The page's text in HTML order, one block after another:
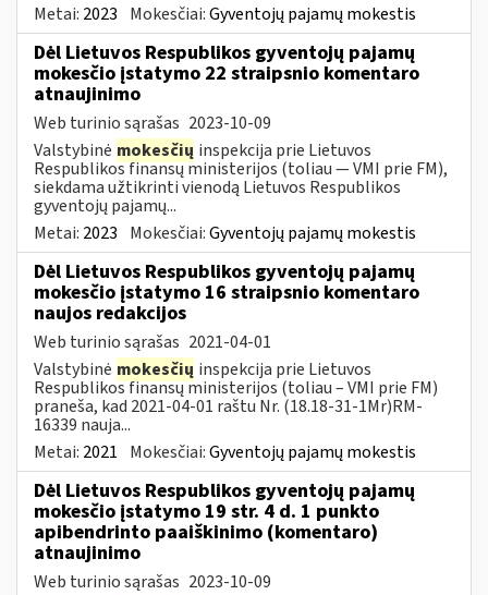
Metai: 2023 Mokesčiai:Gyventojų pajamų mokestis
Dėl Lietuvos Respublikos gyventojų pajamų
mokesčio įstatymo 22 straipsnio komentaro
atnaujinimo
Web turinio sąrašas 2023-10-09
Valstybinė mokesčių inspekcija prie Lietuvos
Respublikos finansų ministerijos (toliau — VMI prie FM),
siekdama užtikrinti vienodą Lietuvos Respublikos
gyventojų pajamų...
Metai: 2023 Mokesčiai:Gyventojų pajamų mokestis
Dėl Lietuvos Respublikos gyventojų pajamų
mokesčio įstatymo 16 straipsnio komentaro
naujos redakcijos
Web turinio sąrašas 2021-04-01
Valstybinė mokesčių inspekcija prie Lietuvos
Respublikos finansų ministerijos (toliau – VMI prie FM)
praneša, kad 2021-04-01 raštu Nr. (18.18-31-1Mr)RM-
16339 nauja...
Metai: 2021 Mokesčiai:Gyventojų pajamų mokestis
Dėl Lietuvos Respublikos gyventojų pajamų
mokesčio įstatymo 19 str. 4 d. 1 punkto
apibendrinto paaiškinimo (komentaro)
atnaujinimo
Web turinio sąrašas 2023-10-09